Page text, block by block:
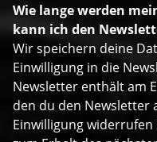
Wie lange werden
kann ich den
Wir speichern deine
Einwilligung in die
Newsletter enthält am
den du den Newsletter
Einwilligung